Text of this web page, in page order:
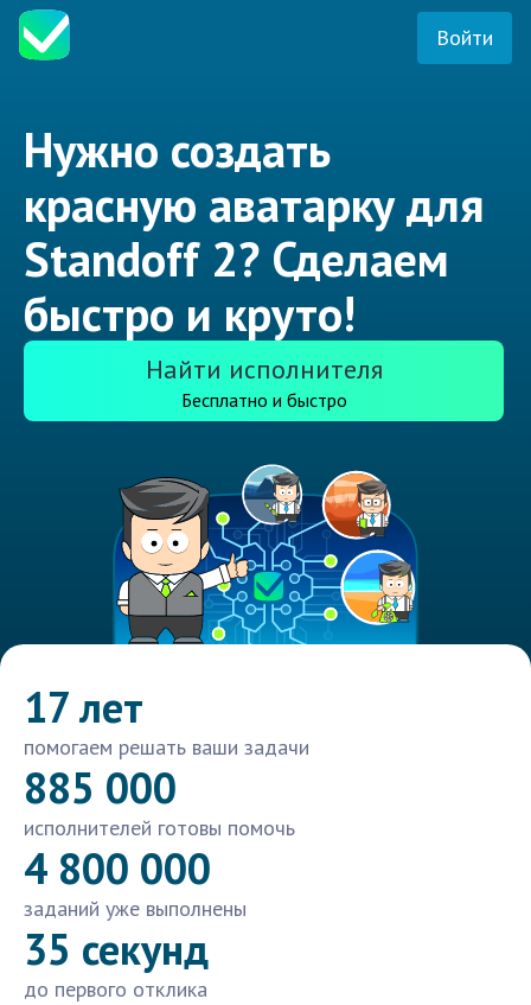
Войти
Нужно создать
красную аватарку для
Standoff 2? Сделаем
быстро и круто!
Найти исполнителя
Бесплатно и быстро
17 лет
помогаем решать ваши задачи
885 000
исполнителей готовы помочь
4 800 000
заданий уже выполнены
35 секунд
до первого отклика